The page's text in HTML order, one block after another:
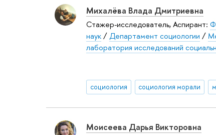
Михалёва Влада Дмитриевна
Стажер-исследователь, Аспирант:
наук/Департамент социологии /
лаборатория исследований
социология социология морали
Моисеева Дарья Викторовна